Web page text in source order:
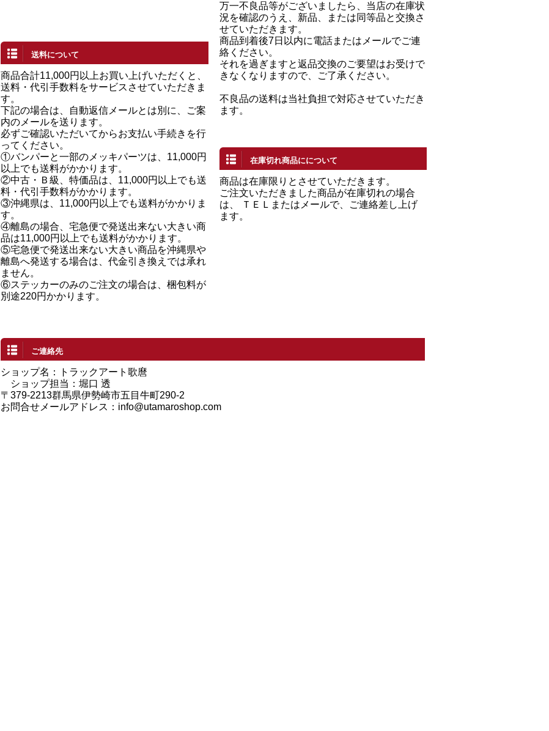
送料について
商品合計11,000円以上お買い上げいただくと、
送料・代引手数料をサービスさせていただきま
す。
下記の場合は、自動返信メールとは別に、ご案
内のメールを送ります。
必ずご確認いただいてからお支払い手続きを行
ってください。
①バンパーと一部のメッキパーツは、11,000円
以上でも送料がかかります。
②中古・Ｂ級、特価品は、11,000円以上でも送
料・代引手数料がかかります。
③沖縄県は、11,000円以上でも送料がかかりま
す。
④離島の場合、宅急便で発送出来ない大きい商
品は11,000円以上でも送料がかかります。
⑤宅急便で発送出来ない大きい商品を沖縄県や
離島へ発送する場合は、代金引き換えでは承れ
ません。
⑥ステッカーのみのご注文の場合は、梱包料が
別途220円かかります。
万一不良品等がございましたら、当店の在庫状
況を確認のうえ、新品、または同等品と交換さ
せていただきます。
商品到着後7日以内に電話またはメールでご連
絡ください。
それを過ぎますと返品交換のご要望はお受けで
きなくなりますので、ご了承ください。
不良品の送料は当社負担で対応させていただき
ます。
在庫切れ商品にについて
商品は在庫限りとさせていただきます。
ご注文いただきました商品が在庫切れの場合
は、 ＴＥＬまたはメールで、ご連絡差し上げ
ます。
ご連絡先
ショップ名：トラックアート歌麿
ショップ担当：堀口 透
〒379-2213群馬県伊勢崎市五目牛町290-2
お問合せメールアドレス： info@utamaroshop.com